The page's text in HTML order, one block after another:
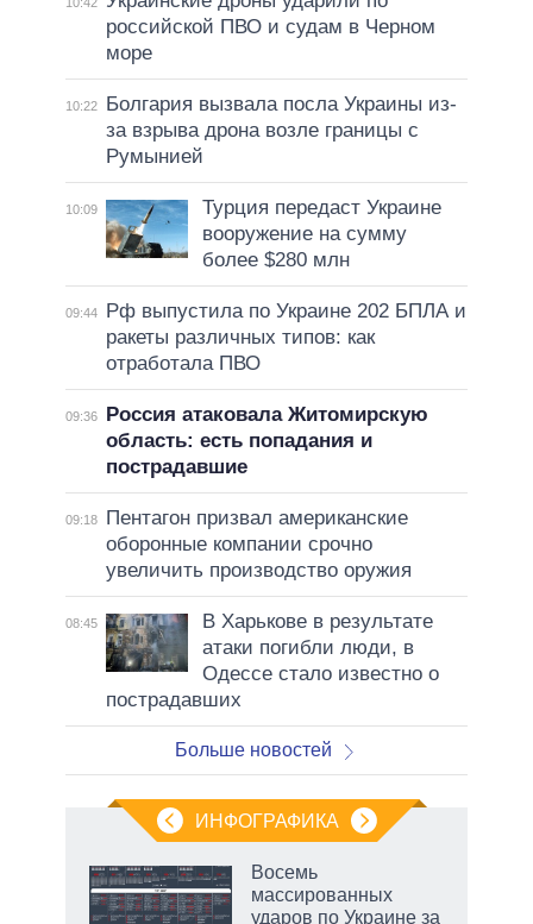
российской ПВО и судам в Черном
море
10:22
Болгария вызвала посла Украины из-
за взрыва дрона возле границы с
Румынией
10:09
Турция передаст Украине
вооружение на сумму
более $280 млн
09:44
Рф выпустила по Украине 202 БПЛА и
ракеты различных типов: как
отработала ПВО
09:36
Россия атаковала Житомирскую
область: есть попадания и
пострадавшие
09:18
Пентагон призвал американские
оборонные компании срочно
увеличить производство оружия
08:45
В Харькове в результате
атаки погибли люди, в
Одессе стало известно о
пострадавших
Больше новостей
ИНФОГРАФИКА
Восемь
массированных
ударов по Украине за